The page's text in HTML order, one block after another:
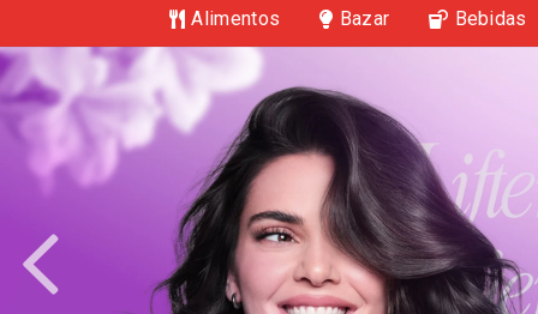
Alimentos Bazar Bebidas